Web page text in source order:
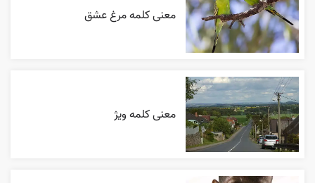
معنی کلمه مرغ عشق
معنی کلمه ویژ